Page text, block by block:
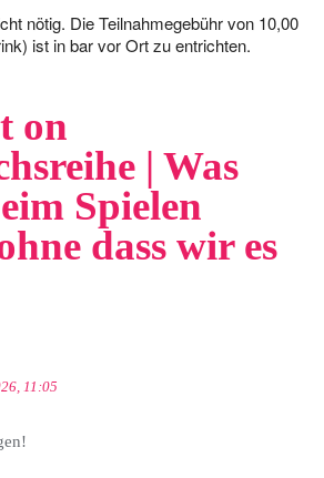
nötig. Die Teilnahmegebühr von 10,00
ist in bar vor Ort zu entrichten.
on
| Was
Spielen
dass wir es
11:05